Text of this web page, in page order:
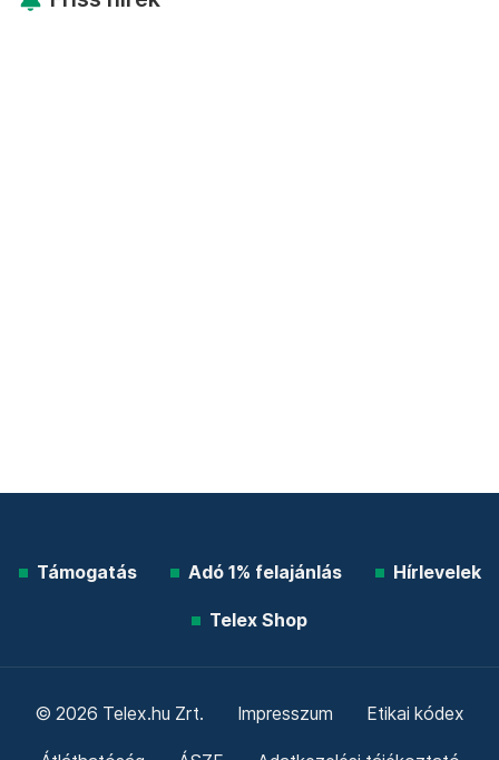
Támogatás Adó 1% felajánlás Hírlevelek
Telex Shop
© 2026 Telex.hu Zrt. Impresszum Etikai kódex